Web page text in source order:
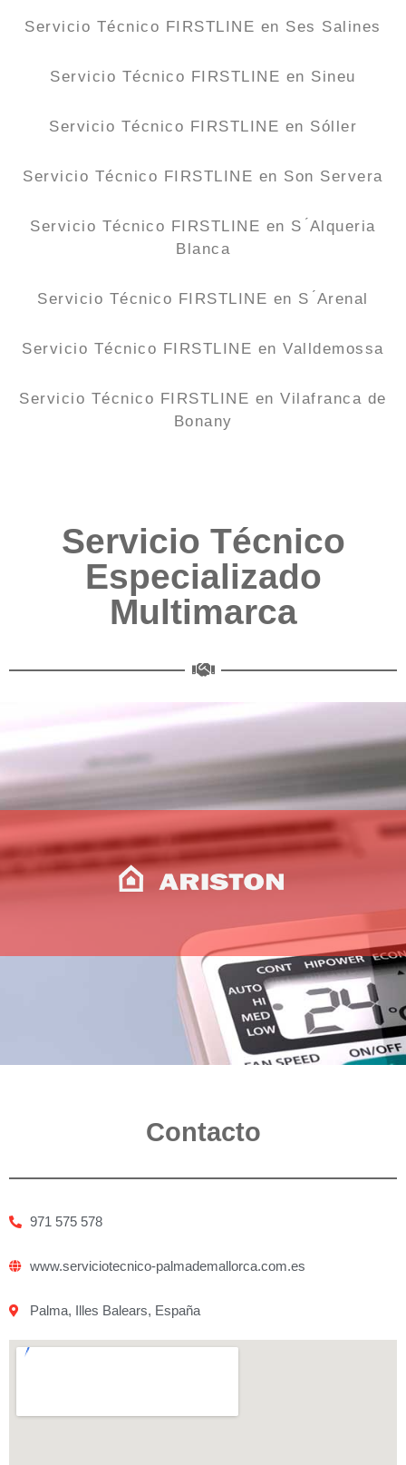
Servicio Técnico FIRSTLINE en Ses Salines
Servicio Técnico FIRSTLINE en Sineu
Servicio Técnico FIRSTLINE en Sóller
Servicio Técnico FIRSTLINE en Son Servera
Servicio Técnico FIRSTLINE en S ́Alqueria
Blanca
Servicio Técnico FIRSTLINE en S ́Arenal
Servicio Técnico FIRSTLINE en Valldemossa
Servicio Técnico FIRSTLINE en Vilafranca de
Bonany
Servicio Técnico
Especializado
Multimarca
Contacto
971 575 578
www.serviciotecnico-palmademallorca.com.es
Palma, Illes Balears, España